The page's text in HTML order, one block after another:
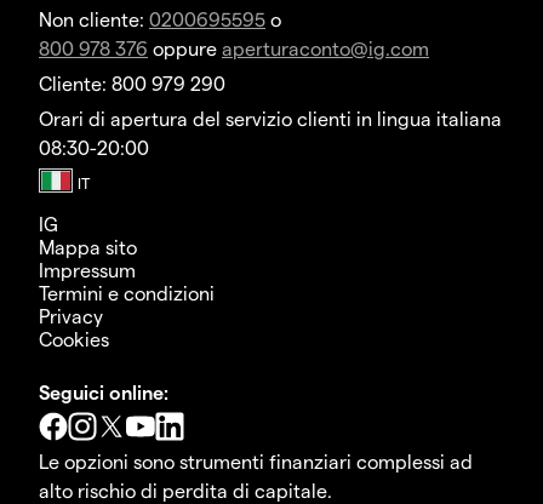
Non cliente: 0200695595 o
800 978 376 oppure aperturaconto@ig.com
Cliente: 800 979 290
Orari di apertura del servizio clienti in lingua italiana
08:30-20:00
IG
Mappa sito
Impressum
Termini e condizioni
Privacy
Cookies
Seguici online:
Le opzioni sono strumenti finanziari complessi ad
alto rischio di perdita di capitale.